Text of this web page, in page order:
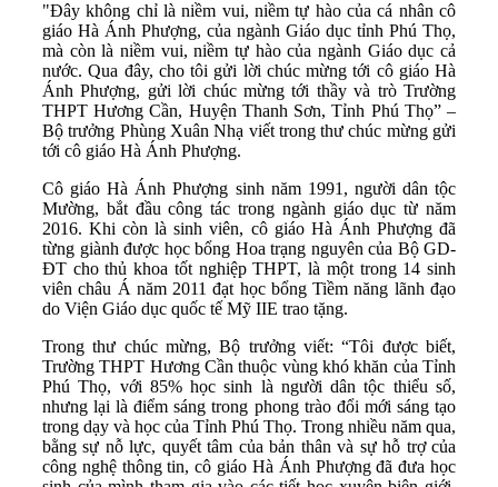
"Đây không chỉ là niềm vui, niềm tự hào của cá nhân cô
giáo Hà Ánh Phượng, của ngành Giáo dục tỉnh Phú Thọ,
mà còn là niềm vui, niềm tự hào của ngành Giáo dục cả
nước. Qua đây, cho tôi gửi lời chúc mừng tới cô giáo Hà
Ánh Phượng, gửi lời chúc mừng tới thầy và trò Trường
THPT Hương Cần, Huyện Thanh Sơn, Tỉnh Phú Thọ” –
Bộ trưởng Phùng Xuân Nhạ viết trong thư chúc mừng gửi
tới cô giáo Hà Ánh Phượng.
Cô giáo Hà Ánh Phượng sinh năm 1991, người dân tộc
Mường, bắt đầu công tác trong ngành giáo dục từ năm
2016. Khi còn là sinh viên, cô giáo Hà Ánh Phượng đã
từng giành được học bổng Hoa trạng nguyên của Bộ GD-
ĐT cho thủ khoa tốt nghiệp THPT, là một trong 14 sinh
viên châu Á năm 2011 đạt học bổng Tiềm năng lãnh đạo
do Viện Giáo dục quốc tế Mỹ IIE trao tặng.
Trong thư chúc mừng, Bộ trưởng viết: “Tôi được biết,
Trường THPT Hương Cần thuộc vùng khó khăn của Tỉnh
Phú Thọ, với 85% học sinh là người dân tộc thiểu số,
nhưng lại là điểm sáng trong phong trào đổi mới sáng tạo
trong dạy và học của Tỉnh Phú Thọ. Trong nhiều năm qua,
bằng sự nỗ lực, quyết tâm của bản thân và sự hỗ trợ của
công nghệ thông tin, cô giáo Hà Ánh Phượng đã đưa học